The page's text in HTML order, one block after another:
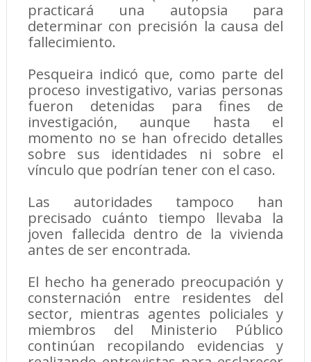
practicará una autopsia para
determinar con precisión la causa del
fallecimiento.
Pesqueira indicó que, como parte del
proceso investigativo, varias personas
fueron detenidas para fines de
investigación, aunque hasta el
momento no se han ofrecido detalles
sobre sus identidades ni sobre el
vínculo que podrían tener con el caso.
Las autoridades tampoco han
precisado cuánto tiempo llevaba la
joven fallecida dentro de la vivienda
antes de ser encontrada.
El hecho ha generado preocupación y
consternación entre residentes del
sector, mientras agentes policiales y
miembros del Ministerio Público
continúan recopilando evidencias y